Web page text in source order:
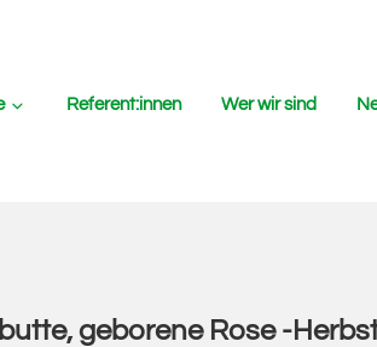
Referent:innen Wer wir sind
geborene Rose -